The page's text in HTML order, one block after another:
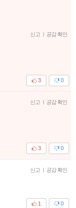
신고 | 공감 확인
0
3
신고 | 공감 확인
0
3
신고 | 공감 확인
0
1